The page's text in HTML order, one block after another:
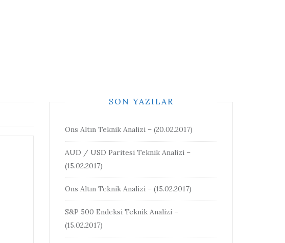
SON YAZILAR
Ons Altın Teknik Analizi – (20.02.2017)
AUD / USD Paritesi Teknik Analizi –
(15.02.2017)
Ons Altın Teknik Analizi – (15.02.2017)
S&P 500 Endeksi Teknik Analizi –
(15.02.2017)